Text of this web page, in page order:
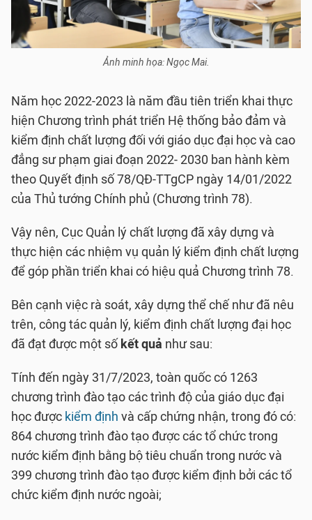
Ảnh minh họa: Ngọc Mai.
Năm học 2022-2023 là năm đầu tiên triển khai thực
hiện Chương trình phát triển Hệ thống bảo đảm và
kiểm định chất lượng đối với giáo dục đại học và cao
đẳng sư phạm giai đoạn 2022- 2030 ban hành kèm
theo Quyết định số 78/QĐ-TTgCP ngày 14/01/2022
của Thủ tướng Chính phủ (Chương trình 78).
Vậy nên, Cục Quản lý chất lượng đã xây dựng và
thực hiện các nhiệm vụ quản lý kiểm định chất lượng
để góp phần triển khai có hiệu quả Chương trình 78.
Bên cạnh việc rà soát, xây dựng thể chế như đã nêu
trên, công tác quản lý, kiểm định chất lượng đại học
đã đạt được một số kết quả như sau:
Tính đến ngày 31/7/2023, toàn quốc có 1263
chương trình đào tạo các trình độ của giáo dục đại
học được kiểm định và cấp chứng nhận, trong đó có:
864 chương trình đào tạo được các tổ chức trong
nước kiểm định bằng bộ tiêu chuẩn trong nước và
399 chương trình đào tạo được kiểm định bởi các tổ
chức kiểm định nước ngoài;